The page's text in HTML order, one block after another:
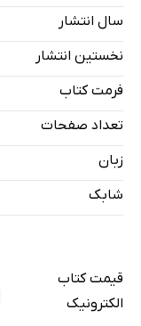
سال انتشار
نخستین انتشار
فرمت کتاب
تعداد صفحات
زبان
شابک
قیمت کتاب
الکترونیک